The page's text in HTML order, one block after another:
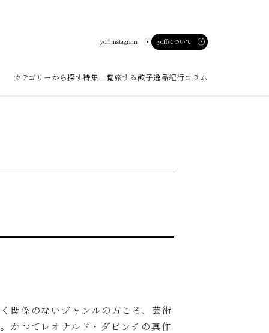
yoff instagram yoffについて
カテゴリーから探す特集一覧旅する餃子逸品紀行コラム
関係のないジャンルの方こそ、芸術
かつてレオナルド・ダビンチの真作